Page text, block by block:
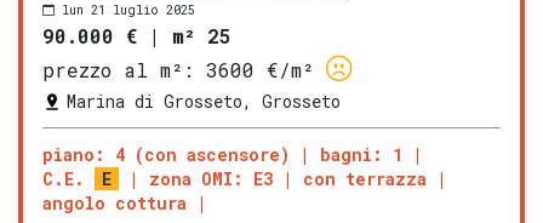
lun 21 luglio 2025
90.000 € | m² 25
prezzo al m²:
3600 €/m²
Marina di Grosseto, Grosseto
piano: 4 (con ascensore)
bagni: 1
C.E.
E zona OMI: E3
con terrazza
angolo cottura